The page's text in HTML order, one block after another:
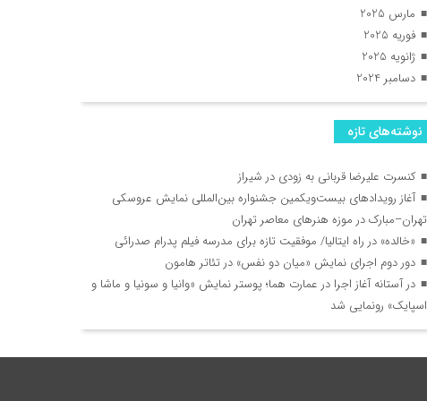
مارس 2025
فوریه 2025
ژانویه 2025
دسامبر 2024
نوشته‌های تازه
کنسرت علیرضا قربانی به زودی در شیراز
آغاز رویدادهای بیست‌ویکمین جشنواره بین‌المللی نمایش عروسکی
تهران–مبارک در موزه هنرهای معاصر تهران
«خالده» در راه ایتالیا/ موفقیت تازه برای مدرسه فیلم پدرام صدرائی
دور دوم اجرای نمایش «میان دو نفس» در تئاتر هامون
در آستانه آغاز اجرا در عمارت هما؛ پوستر نمایش «وانیا و سونیا و ماشا و
اسپایک» رونمایی شد